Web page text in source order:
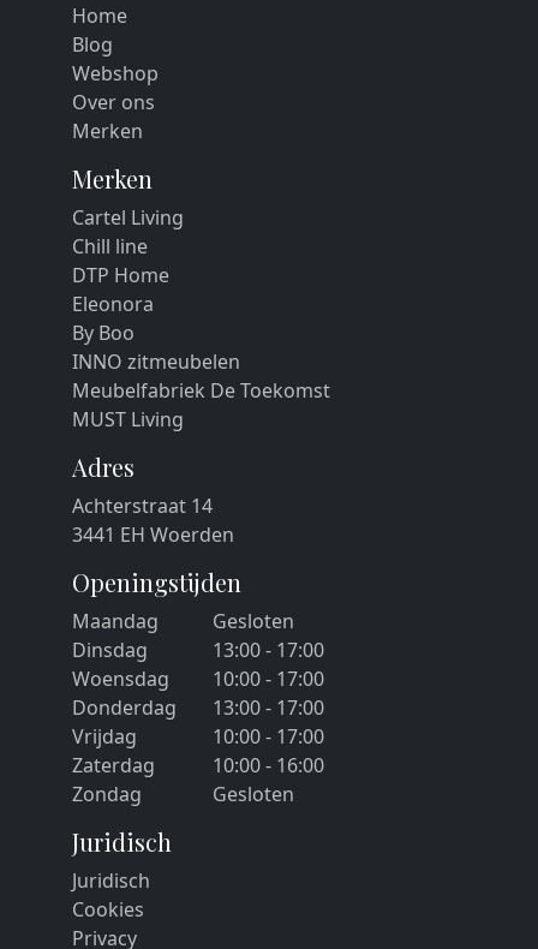
Home
Blog
Webshop
Over ons
Merken
Merken
Cartel Living
Chill line
DTP Home
Eleonora
By Boo
INNO zitmeubelen
Meubelfabriek De Toekomst
MUST Living
Adres
Achterstraat 14
3441 EH Woerden
Openingstijden
Maandag
Gesloten
Dinsdag
13:00 - 17:00
Woensdag
10:00 - 17:00
Donderdag
13:00 - 17:00
Vrijdag
10:00 - 17:00
Zaterdag
10:00 - 16:00
Zondag
Gesloten
Juridisch
Juridisch
Cookies
Privacy